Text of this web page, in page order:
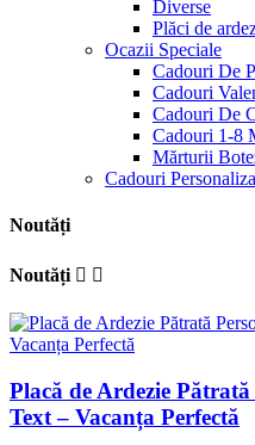
Diverse
Plăci de
Ocazii Speciale
Cadouri De
Cadouri
Cadouri De
Cadouri 1-8
Mărturii
Cadouri
Noutăți
Noutăți  
Placă de Ardezie
Text – Vacanța Perfectă